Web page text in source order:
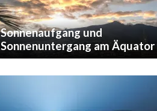
Sonnenaufgang und
Sonnenuntergang am Äquator